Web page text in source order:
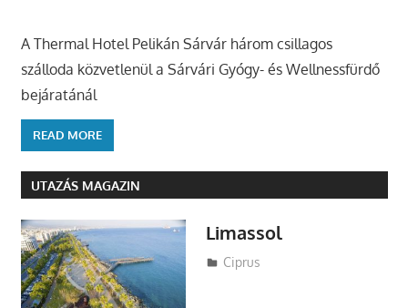
A Thermal Hotel Pelikán Sárvár három csillagos
szálloda közvetlenül a Sárvári Gyógy- és Wellnessfürdő
bejáratánál
READ MORE
UTAZÁS MAGAZIN
Limassol
Utazasok.org
Ciprus